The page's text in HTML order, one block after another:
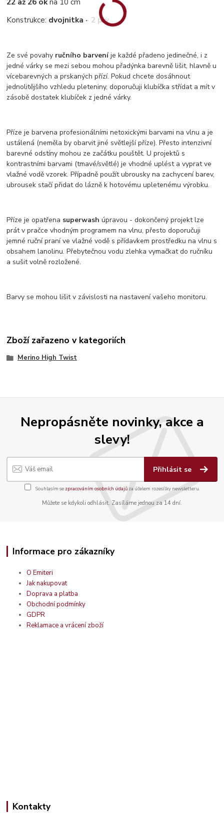
Konstrukce: dvojnitka - 2 ply
Ze své povahy ručního barveníje každé přadeno jedinečné, i z
jedné várky se mezi sebou mohou přadýnka barevně lišit, hlavně u
vícebarevných a prskaných přízí. Pokud chcete dosáhnout
jednolitějšího vzhledu pleteniny, doporučuji klubíčka střídat a mít v
zásobě dostatek klubíček z jedné várky.
Příze je barvena profesionálními netoxickými barvami na vlnu a je
ustálená (neměla by obarvit jiné světlejší příze). Přesto intenzivní
barevné odstíny mohou ze začátku pouštět. U projektů s
kontrastními barvami (tmavé/světlé) je vhodné uplést a vyprat ve
vlažné vodě vzorek. Případně použít ubrousky na zachycení barev,
ubrousek stačí přidat do lázně k hotovému upletenému výrobku.
Příze je opatřena superwash úpravou - dokončený projekt lze
prát v pračce vhodným programem na vlnu, přesto doporučuji
jemné ruční praní ve vlažné vodě s přídavkem prostředku na vlnu s
obsahem lanolinu. Přebytečnou vodu zlehka vymačkat do ručníku
a sušit volně rozložené.
Barvy se mohou lišit v závislosti na nastavení vašeho monitoru.
Zboží zařazeno v kategoriích
Merino High Twist
Nepropásněte novinky, akce a
slevy!
Přihlásit se
Souhlasím se zpracováním osobních údajůza účelem rozesílky newsletteru.
Můžete se kdykoli odhlásit. Zasíláme jednou za 14 dní.
Informace pro zákazníky
O Emiteri
Jak nakupovat
Doprava a platba
Obchodní podmínky
GDPR
Reklamace a vrácení zboží
Kontakty